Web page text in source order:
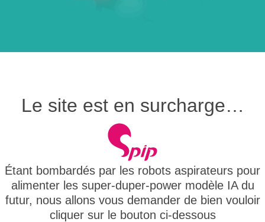
Le site est en surcharge…
Étant bombardés par les robots aspirateurs pour
alimenter les super-duper-power modèle IA du
futur, nous allons vous demander de bien vouloir
cliquer sur le bouton ci-dessous